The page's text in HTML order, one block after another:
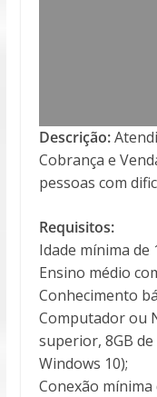
Descrição:
Cobrança e
pessoas com
Requisitos:
Idade mínima de
Ensino médio
Conhecimento
Computador ou
superior, 8GB
Windows 10);
Conexão